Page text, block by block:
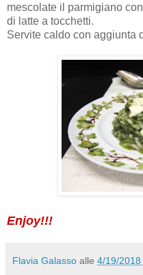
mescolate il parmigiano
di latte a tocchetti.
Servite caldo con aggiunta
Enjoy!!!
Flavia Galasso alle 4/19/2018